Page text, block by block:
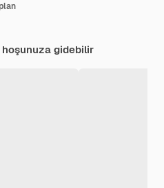
gidebilir